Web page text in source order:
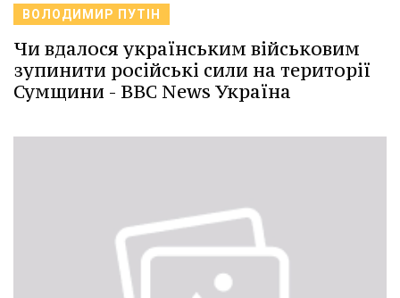
ВОЛОДИМИР ПУТІН
Чи вдалося українським військовим
зупинити російські сили на території
Сумщини - BBC News Україна